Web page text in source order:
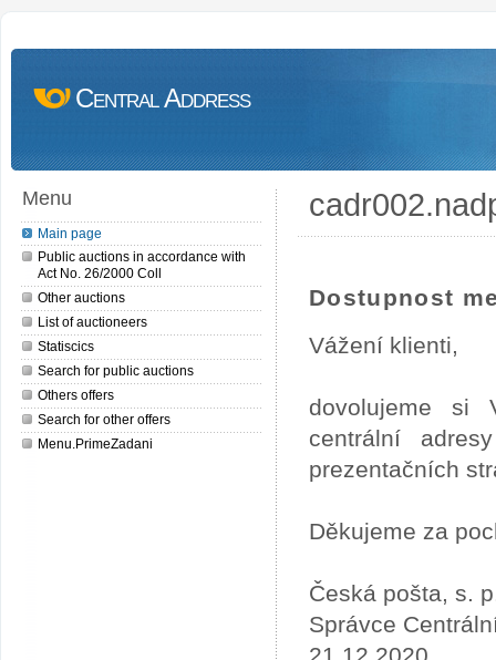
Central Address
Menu
Main page
Public auctions in accordance with
Act No. 26/2000 Coll
Other auctions
List of auctioneers
Statiscics
Search for public auctions
Others offers
Search for other offers
Menu.PrimeZadani
Dostupnost
Vážení klienti,
dovolujeme si
centrální
prezentačních
Děkujeme za
Česká pošta, s.
Správce